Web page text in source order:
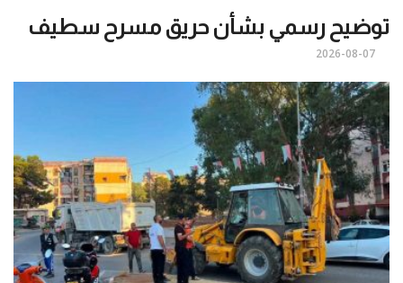
توضيح رسمي بشأن حريق مسرح سطيف
2026-08-07